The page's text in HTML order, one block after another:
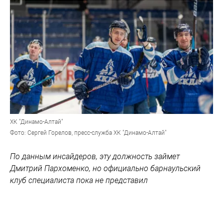
ХК "Динамо-Алтай"
Фото: Сергей Горелов, пресс-служба ХК "Динамо-Алтай"
По данным инсайдеров, эту должность займет
Дмитрий Пархоменко, но официально барнаульский
клуб специалиста пока не представил